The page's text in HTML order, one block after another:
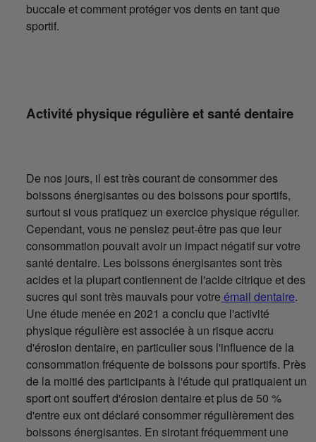
buccale et comment protéger vos dents en tant que
sportif.
Activité physique régulière et santé dentaire
De nos jours, il est très courant de consommer des
boissons énergisantes ou des boissons pour sportifs,
surtout si vous pratiquez un exercice physique régulier.
Cependant, vous ne pensiez peut-être pas que leur
consommation pouvait avoir un impact négatif sur votre
santé dentaire. Les boissons énergisantes sont très
acides et la plupart contiennent de l'acide citrique et des
sucres qui sont très mauvais pour votre émail dentaire.
Une étude menée en 2021 a conclu que l'activité
physique régulière est associée à un risque accru
d'érosion dentaire, en particulier sous l'influence de la
consommation fréquente de boissons pour sportifs. Près
de la moitié des participants à l'étude qui pratiquaient un
sport ont souffert d'érosion dentaire et plus de 50 %
d'entre eux ont déclaré consommer régulièrement des
boissons énergisantes. En sirotant fréquemment une